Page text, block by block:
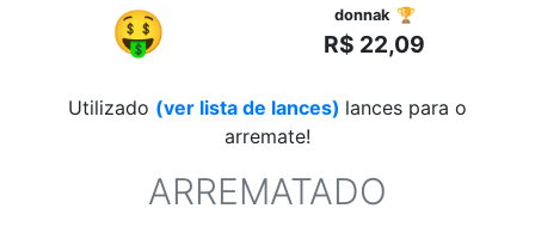
🤑 donnak 🏆
R$ 22,09
Utilizado (ver lista de lances) lances para o
arremate!
ARREMATADO